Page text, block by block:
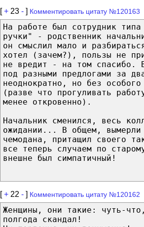
[+ 23 - ] Комментировать цитату №120163
На работе был сотрудник
ручки" - родственник
он смыслил мало и
хотел (зачем?), пользы не
не вредит - на том спасибо.
под разными предлогами за
неоднократно, но без особого
(разве что прогуливать
менее откровенно).
Начальник сменился, весь
ожидании... В общем, вымерли
чемодана, притащил своего
все теперь случаем по
внешне был симпатичный!
[+ 22 - ] Комментировать цитату №120162
Женщины, они такие: чуть-
полгода скандал!